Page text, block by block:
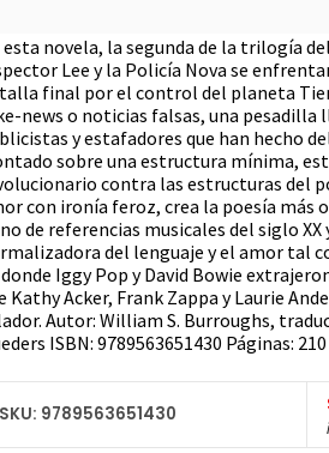
esta novela, la segunda de la trilogía
Lee y la Policía Nova se
final por el control del planeta
news o noticias falsas, una pesadilla
y estafadores que han hecho
sobre una estructura mínima,
contra las estructuras del
con ironía feroz, crea la poesía más
de referencias musicales del siglo
del lenguaje y el amor tal
Iggy Pop y David Bowie
Kathy Acker, Frank Zappa y Laurie
Autor: William S. Burroughs,
ISBN: 9789563651430 Páginas:
SKU: 9789563651430